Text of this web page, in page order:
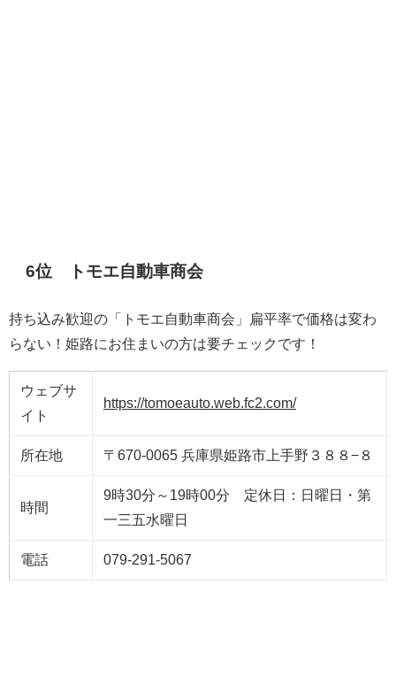
6位 トモエ自動車商会
持ち込み歓迎の「トモエ自動車商会」扁平率で価格は変わ
らない！姫路にお住まいの方は要チェックです！
ウェブサ
イト
https://tomoeauto.web.fc2.com/
所在地 〒670-0065 兵庫県姫路市上手野３８８−８
時間
9時30分～19時00分 定休日：日曜日・第
一三五水曜日
電話 079-291-5067